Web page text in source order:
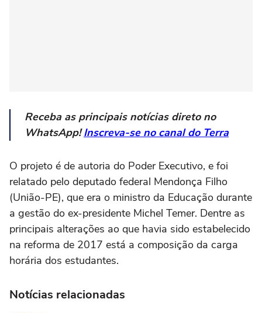
Receba as principais notícias direto no
WhatsApp!Inscreva-se no canal do Terra
O projeto é de autoria do Poder Executivo, e foi
relatado pelo deputado federal Mendonça Filho
(União-PE), que era o ministro da Educação durante
a gestão do ex-presidente Michel Temer. Dentre as
principais alterações ao que havia sido estabelecido
na reforma de 2017 está a composição da carga
horária dos estudantes.
Notícias relacionadas